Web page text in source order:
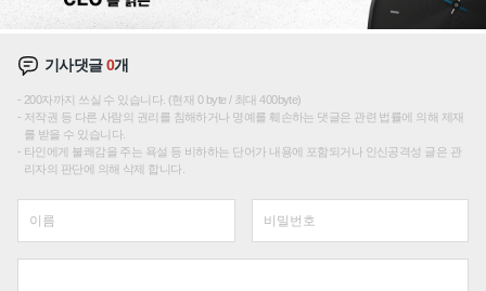
기사댓글0개
200자까지 쓰실 수 있습니다. (현재 0 byte / 최대 400byte)
저작권 등 다른 사람의 권리를 침해하거나 명예를 훼손하는 댓글은 관련 법률에 의해 제재
를 받을 수 있습니다.
타인에게 불쾌감을 주는 욕설 등 비하하는 단어가 내용에 포함되거나 인신공격성 글은 관
리자의 판단에 의해 삭제 합니다.